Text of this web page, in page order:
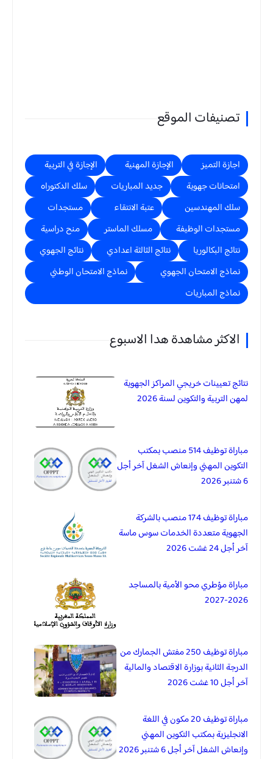
تصنيفات الموقع
اجازة التميز الإجازة المهنية
الإجازة في التربية
امتحانات جهوية
جديد المباريات
سلك الدكتوراه
سلك المهندسين
عتبة الانتقاء
مستجدات
مستجدات الوظيفة
مسلك الماستر
منح دراسية
نتائج البكالوريا
نتائج الثالثة اعدادي
نتائج الجهوي
نماذج الامتحان الجهوي
نماذج الامتحان الوطني
نماذج المباريات
الاكثر مشاهدة هدا الاسبوع
نتائج تعيينات خريجي المراكز الجهوية
لمهن التربية والتكوين لسنة 2026
مباراة توظيف 514 منصب بمكتب
التكوين المهني وإنعاش الشغل آخر أجل
6 شتنبر 2026
مباراة توظيف 174 منصب بالشركة
الجهوية متعددة الخدمات سوس ماسة
آخر أجل 24 غشت 2026
مباراة مؤطري محو الأمية بالمساجد
2026-2027
مباراة توظيف 250 مفتش الجمارك من
الدرجة الثانية بوزارة الاقتصاد والمالية
آخر أجل 10 غشت 2026
مباراة توظيف 20 مكون في اللغة
الانجليزية بمكتب التكوين المهني
وإنعاش الشغل آخر أجل 6 شتنبر 2026